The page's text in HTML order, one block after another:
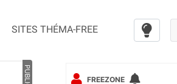
SITES THÉMA-FREE
FREEZONE